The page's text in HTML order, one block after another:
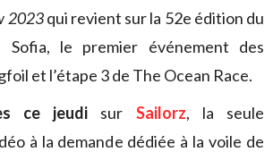
2023qui revient sur la 52e édition du
Sofia, le premier événement des
et l’étape 3 de The Ocean Race.
ce jeudi sur Sailorz, la seule
à la demande dédiée à la voile de